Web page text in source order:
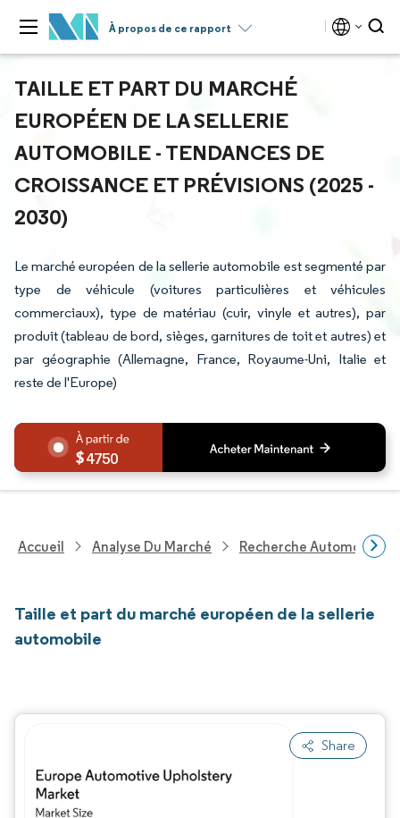
À propos de ce rapport
TAILLE ET PART DU MARCHÉ
EUROPÉEN DE LA SELLERIE
AUTOMOBILE - TENDANCES DE
CROISSANCE ET PRÉVISIONS (2025 -
2030)
Le marché européen de la sellerie automobile est segmenté par
type de véhicule (voitures particulières et véhicules
commerciaux), type de matériau (cuir, vinyle et autres), par
produit (tableau de bord, sièges, garnitures de toit et autres) et
par géographie (Allemagne, France, Royaume-Uni, Italie et
reste de l'Europe)
4750
Accueil Analyse Du Marché Recherche Automobile
Taille et part du marché européen de la sellerie
automobile
Share